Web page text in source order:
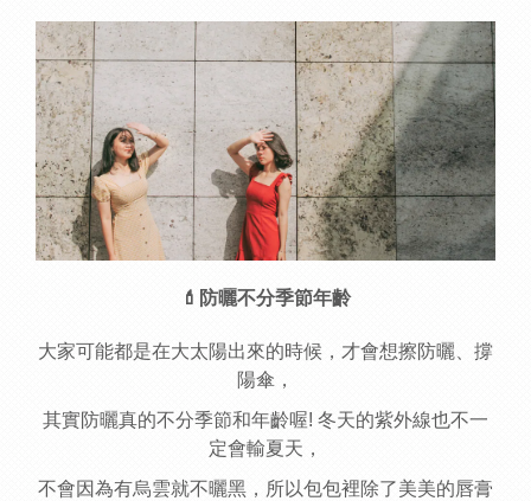
💄 防曬不分季節年齡
大家可能都是在大太陽出來的時候，才會想擦防曬、撐
陽傘，
其實防曬真的不分季節和年齡喔! 冬天的紫外線也不一
定會輸夏天，
不會因為有烏雲就不曬黑，所以包包裡除了美美的唇膏